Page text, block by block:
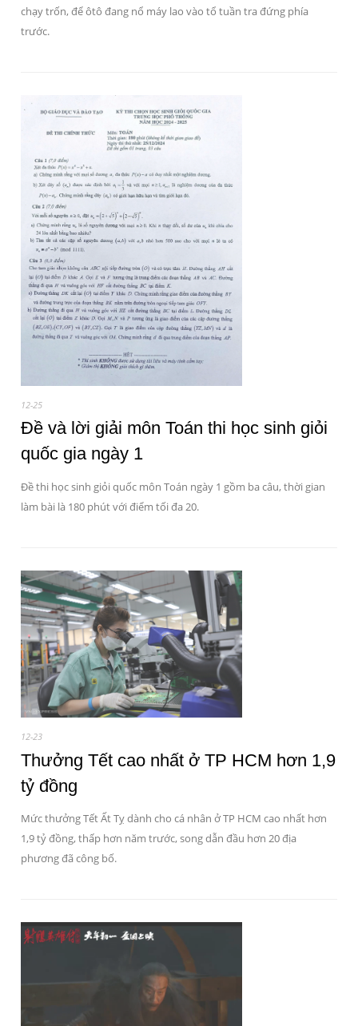
chạy trốn, để ôtô đang nổ máy lao vào tổ tuần tra đứng phía
trước.
12-25
Đề và lời giải môn Toán thi học sinh giỏi
quốc gia ngày 1
Đề thi học sinh giỏi quốc môn Toán ngày 1 gồm ba câu, thời gian
làm bài là 180 phút với điểm tối đa 20.
12-23
Thưởng Tết cao nhất ở TP HCM hơn 1,9
tỷ đồng
Mức thưởng Tết Ất Tỵ dành cho cá nhân ở TP HCM cao nhất hơn
1,9 tỷ đồng, thấp hơn năm trước, song dẫn đầu hơn 20 địa
phương đã công bố.